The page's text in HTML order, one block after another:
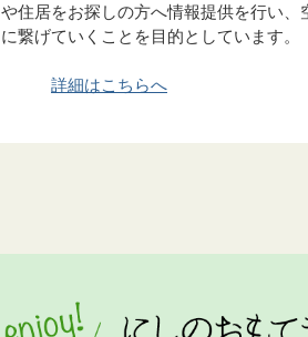
や住居をお探しの方へ情報提供を行い
に繋げていくことを目的としています。
詳細はこちらへ